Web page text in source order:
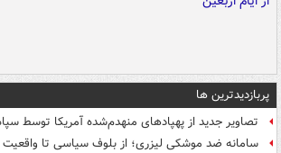
پربازدیدترین ها
تصاویر جدید از پهپادهای منهدم‌شده آمریکا توسط
سامانه ضد موشکی لیزری؛ از بلوف سیاسی تا واقعیت